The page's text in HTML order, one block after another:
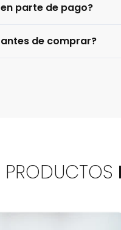
parte de pago?
de comprar?
PRODUCTOS